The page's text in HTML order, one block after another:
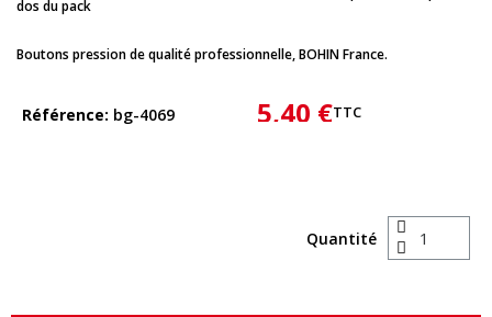
dos du pack
Boutons pression de qualité professionnelle, BOHIN France.
Référence bg-4069 5,40 €TTC
Quantité